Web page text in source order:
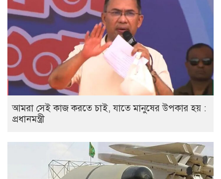
আমরা সেই কাজ করতে চাই, যাতে মানুষের উপকার হয় :
প্রধানমন্ত্রী